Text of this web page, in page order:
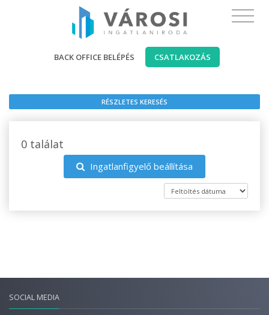
BACK OFFICE BELÉPÉS CSATLAKOZÁS
RÉSZLETES KERESÉS
0 találat
Ingatlanfigyelő beállítása
SOCIAL MEDIA